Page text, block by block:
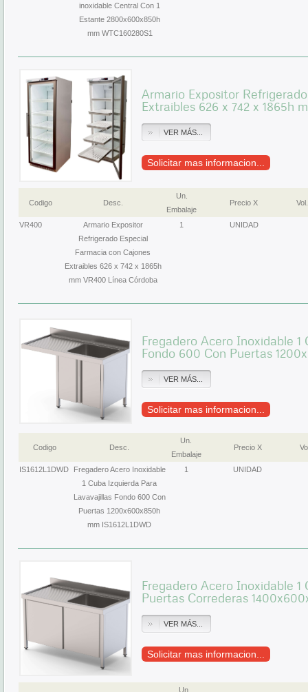
inoxidable Central Con 1
Estante 2800x600x850h
mm WTC160280S1
Armario Expositor
Extraibles 626 x 742 x 1865h
VER MÁS...
Solicitar mas informacion...
Codigo Desc.
Un.
Embalaje
Precio X Vol.
VR400
Armario Expositor
Refrigerado Especial
Farmacia con Cajones
Extraibles 626 x 742 x 1865h
mm VR400 Línea Córdoba
1 UNIDAD
Fregadero Acero Inoxidable
Fondo 600 Con Puertas
VER MÁS...
Solicitar mas informacion...
Codigo Desc.
Un.
Embalaje
Precio X
IS1612L1DWD
Fregadero Acero Inoxidable
1 Cuba Izquierda Para
Lavavajillas Fondo 600 Con
Puertas 1200x600x850h
mm IS1612L1DWD
1 UNIDAD
Fregadero Acero Inoxidable
Puertas Correderas
VER MÁS...
Solicitar mas informacion...
Un.